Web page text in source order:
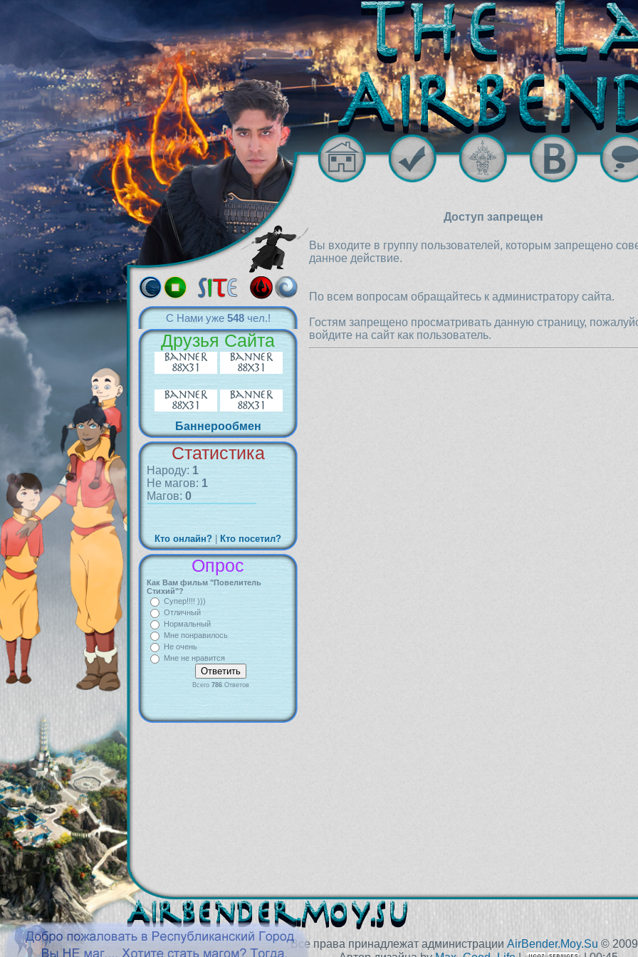
С Нами уже 548чел.!
Друзья Сайта
Баннерообмен
Статистика
Народу: 1
Не магов: 1
Магов: 0
Кто онлайн? Кто посетил?
Опрос
Как Вам фильм "Повелитель
Стихий"?
Супер!!!! )))
Отличный
Нормальный
Мне понравилось
Не очень
Мне не нравится
Всего 786Ответов
Доступ запрещен
Вы входите в группу пользователей, которым запрещено
данное действие.
По всем вопросам обращайтесь к администратору сайта.
Гостям запрещено просматривать данную страницу,
войдите на сайт как пользователь.
Все права принадлежат администрации AirBender.Moy.Su ©